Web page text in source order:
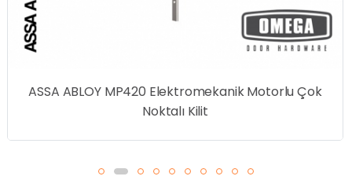
ASSA ABLOY MP420 Elektromekanik Motorlu Çok
Noktalı Kilit